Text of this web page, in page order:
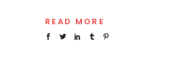
READ MORE